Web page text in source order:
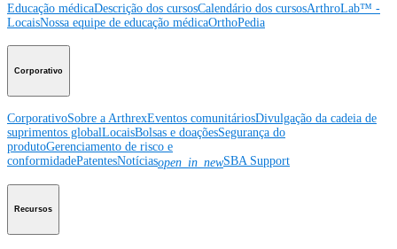
Educação médicaDescrição dos cursosCalendário dos cursosArthroLab™ -
LocaisNossa equipe de educação médicaOrthoPedia
Corporativo
CorporativoSobre a ArthrexEventos comunitáriosDivulgação da cadeia de
suprimentos globalLocaisBolsas e doaçõesSegurança do
produtoGerenciamento de risco e
conformidadePatentesNotíciasopen_in_newSBA Support
Recursos